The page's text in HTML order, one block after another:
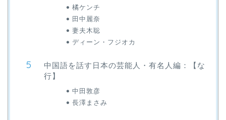
橘ケンチ
田中麗奈
妻夫木聡
ディーン・フジオカ
中国語を話す日本の芸能人・有名人編：【な
行】
中田敦彦
長澤まさみ